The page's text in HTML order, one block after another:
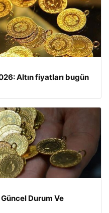
Altın fiyatları bugün
Durum Ve